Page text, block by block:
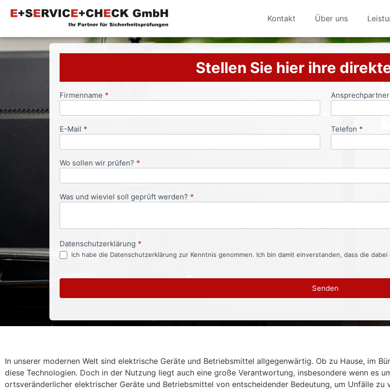
Kontakt Über uns
Stellen Sie hier ihre
Anfrageformular
Firmenname * Ansprechpartner
E-Mail * Telefon *
Wo sollen wir prüfen? *
Was und wieviel soll geprüft werden? *
Datenschutzerklärung *
Ich habe die Datenschutzerklärung zur Kenntnis genommen. Ich bin damit einverstanden, dass die
Senden
In unserer modernen Welt sind elektrische Geräte und Betriebsmittel allgegenwärtig. Ob zu Hause, im
diese Technologien. Doch in der Nutzung liegt auch eine große Verantwortung, insbesondere wenn es
ortsveränderlicher elektrischer Geräte und Betriebsmittel von entscheidender Bedeutung, um Unfälle